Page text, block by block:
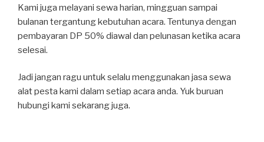
Kami juga melayani sewa harian, mingguan sampai
bulanan tergantung kebutuhan acara. Tentunya dengan
pembayaran DP 50% diawal dan pelunasan ketika acara
selesai.
Jadi jangan ragu untuk selalu menggunakan jasa sewa
alat pesta kami dalam setiap acara anda. Yuk buruan
hubungi kami sekarang juga.